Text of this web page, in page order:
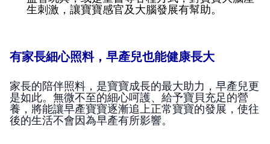
生刺激，讓寶寶感官及大腦發展有幫助。
有家長細心照料，早產兒也能健康長大
家長的陪伴照料，是寶寶成長的最大助力，早產兒更
是如此。無微不至的細心呵護、給予寶貝充足的營
養，將能讓早產寶寶逐漸追上正常寶寶的發展，使往
後的生活不會因為早產有所影響。